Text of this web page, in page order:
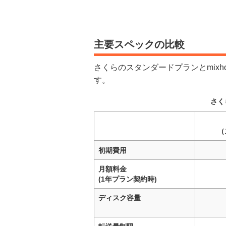
主要スペックの比較
さくらのスタンダードプランと
す。
さ
初期費用
月額料金
(1年プラン契約時)
ディスク容量